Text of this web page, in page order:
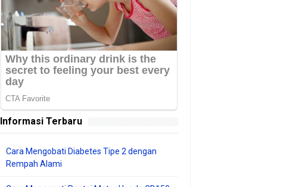
Informasi Terbaru
Cara Mengobati Diabetes Tipe 2 dengan
Rempah Alami